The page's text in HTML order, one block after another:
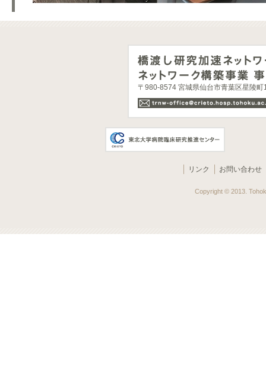
〒980-8574 宮城県仙台市青葉区星陵
リンク お問い合わせ
Copyright © 2013.